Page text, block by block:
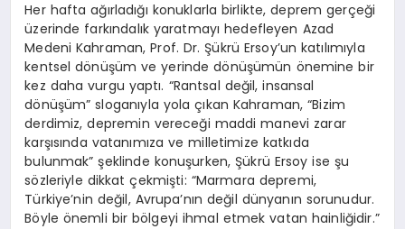
Her hafta ağırladığı konuklarla birlikte, deprem gerçeği
üzerinde farkındalık yaratmayı hedefleyen Azad
Medeni Kahraman, Prof. Dr. Şükrü Ersoy’un katılımıyla
kentsel dönüşüm ve yerinde dönüşümün önemine bir
kez daha vurgu yaptı. “Rantsal değil, insansal
dönüşüm” sloganıyla yola çıkan Kahraman, “Bizim
derdimiz, depremin vereceği maddi manevi zarar
karşısında vatanımıza ve milletimize katkıda
bulunmak” şeklinde konuşurken, Şükrü Ersoy ise şu
sözleriyle dikkat çekmişti: “Marmara depremi,
Türkiye’nin değil, Avrupa’nın değil dünyanın sorunudur.
Böyle önemli bir bölgeyi ihmal etmek vatan hainliğidir.”